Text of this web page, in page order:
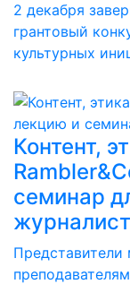
2 декабря
грантовый
культурных
Контент,
семинар
Представители